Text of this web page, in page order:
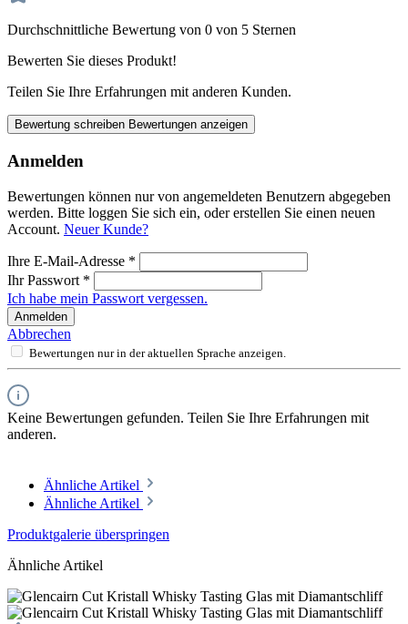
Durchschnittliche Bewertung von 0 von 5 Sternen
Bewerten Sie dieses Produkt!
Teilen Sie Ihre Erfahrungen mit anderen Kunden.
Bewertung schreiben Bewertungen anzeigen
Anmelden
Bewertungen können nur von angemeldeten Benutzern abgegeben
werden. Bitte loggen Sie sich ein, oder erstellen Sie einen neuen
Account. Neuer Kunde?
Ihre E-Mail-Adresse *
Ihr Passwort *
Ich habe mein Passwort vergessen.
Anmelden
Abbrechen
Bewertungen nur in der aktuellen Sprache anzeigen.
Keine Bewertungen gefunden. Teilen Sie Ihre Erfahrungen mit
anderen.
Ähnliche Artikel
Ähnliche Artikel
Produktgalerie überspringen
Ähnliche Artikel